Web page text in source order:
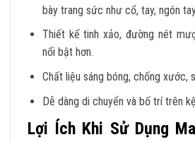
bày trang sức như cổ, tay, ngón
Thiết kế tinh xảo, đường nét
nổi bật hơn.
Chất liệu sáng bóng, chống xước,
Dễ dàng di chuyển và bố trí trên
Lợi Ích Khi Sử Dụng